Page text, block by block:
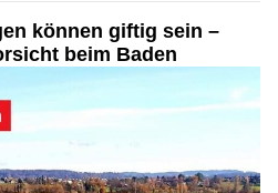
können giftig sein –
beim Baden